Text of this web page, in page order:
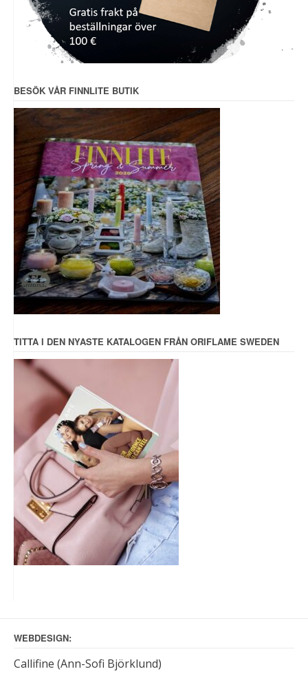
BESÖK VÅR FINNLITE BUTIK
TITTA I DEN NYASTE KATALOGEN FRÅN ORIFLAME SWEDEN
WEBDESIGN:
Callifine (Ann-Sofi Björklund)